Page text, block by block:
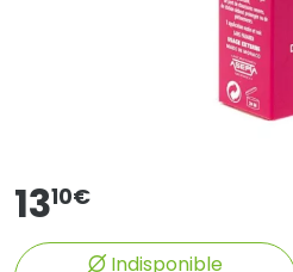
1310€
Indisponible